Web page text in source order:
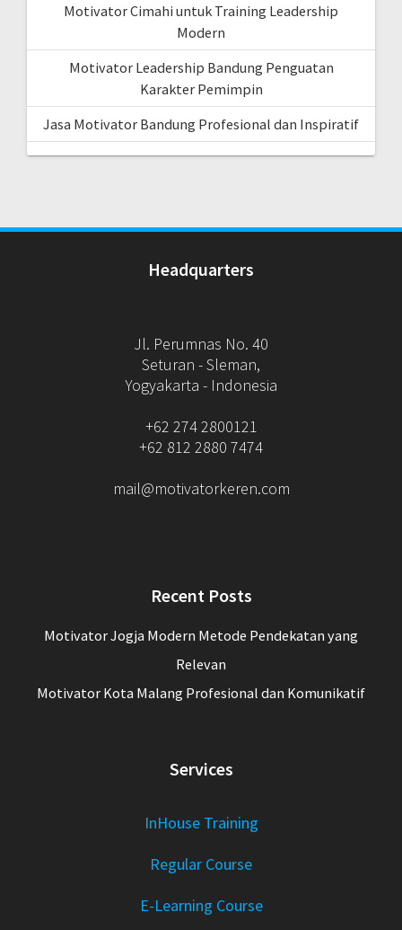
Motivator Cimahi untuk Training Leadership
Modern
Motivator Leadership Bandung Penguatan
Karakter Pemimpin
Jasa Motivator Bandung Profesional dan Inspiratif
Headquarters
Jl. Perumnas No. 40
Seturan - Sleman,
Yogyakarta - Indonesia
+62 274 2800121
+62 812 2880 7474
mail@motivatorkeren.com
Recent Posts
Motivator Jogja Modern Metode Pendekatan yang
Relevan
Motivator Kota Malang Profesional dan Komunikatif
Services
InHouse Training
Regular Course
E-Learning Course